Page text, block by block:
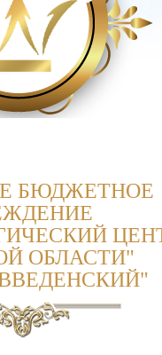
БЮДЖЕТНОЕ
ОБЛАСТИ"